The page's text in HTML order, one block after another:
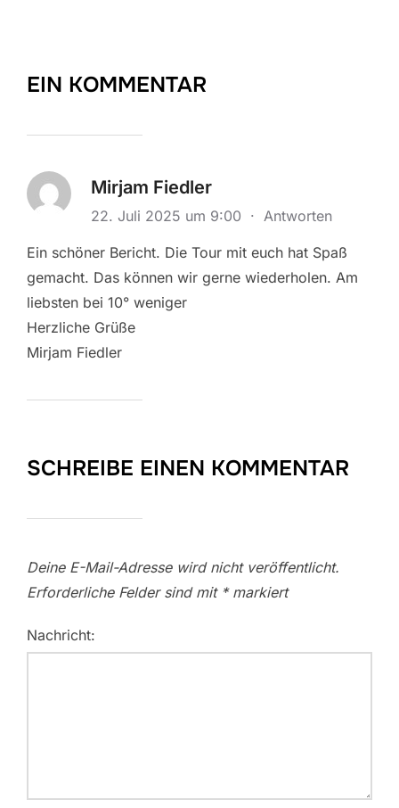
EIN KOMMENTAR
Mirjam Fiedler
22. Juli 2025 um 9:00 · Antworten
Ein schöner Bericht. Die Tour mit euch hat Spaß
gemacht. Das können wir gerne wiederholen. Am
liebsten bei 10° weniger
Herzliche Grüße
Mirjam Fiedler
SCHREIBE EINEN KOMMENTAR
Deine E-Mail-Adresse wird nicht veröffentlicht.
Erforderliche Felder sind mit *markiert
Nachricht: